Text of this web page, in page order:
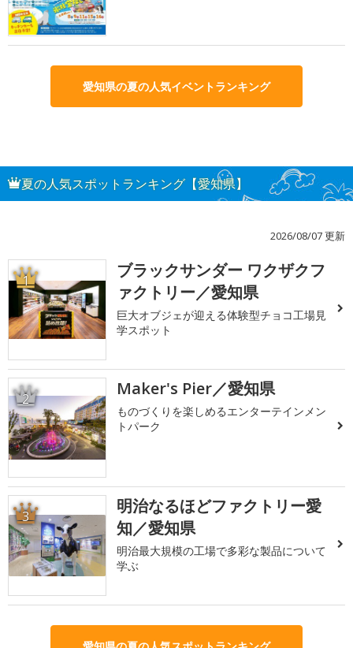
愛知県の夏の人気イベントランキング
夏の人気スポットランキング【愛知県】
2026/08/07 更新
1
ブラックサンダー ワクザクフ
ァクトリー／愛知県
巨大オブジェが迎える体験型チョコ工場見
学スポット
2 Maker's Pier／愛知県
ものづくりを楽しめるエンターテインメン
トパーク
3
明治なるほどファクトリー愛
知／愛知県
明治最大規模の工場で多彩な製品について
学ぶ